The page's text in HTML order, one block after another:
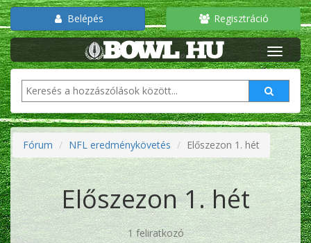
Belépés Regisztráció
Fórum NFL eredménykövetés Előszezon 1. hét
Előszezon 1. hét
1 feliratkozó